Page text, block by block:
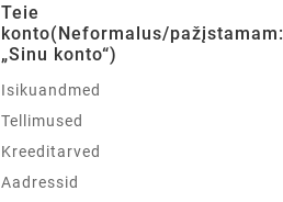
Teie
konto(Neformalus/pažįstamam:
„Sinu konto“)
Isikuandmed
Tellimused
Kreeditarved
Aadressid